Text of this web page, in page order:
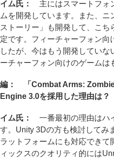
イム氏：
主にはスマートフォ
ムを開発しています。また、
ストーリー」も開発して、こ
定です。フィーチャーフォン向
したが、今はもう開発していな
ーチャーフォン向けのゲームは
編： 「Combat Arms: Zombie
Engine 3.0を採用した理由は？
イム氏：
一番最初の理由はハ
す。Unity 3Dの方も検討してみ
ラットフォームにも対応できて
ィックスのクオリティ的には